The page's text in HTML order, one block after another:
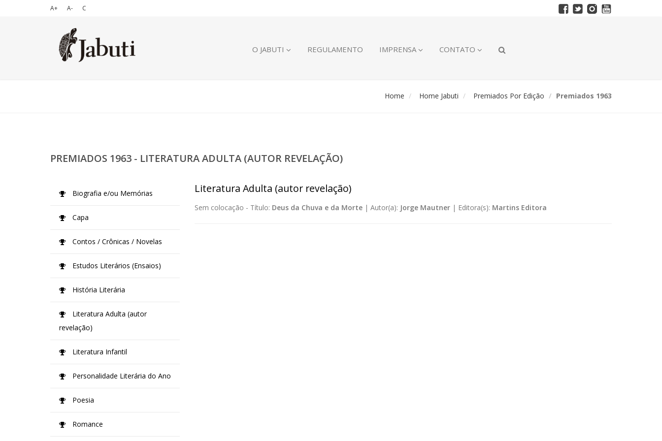
A+ A- C
O JABUTI REGULAMENTO IMPRENSA CONTATO
Home Home Jabuti Premiados Por Edição Premiados 1963
PREMIADOS 1963 - LITERATURA ADULTA (AUTOR REVELAÇÃO)
Literatura Adulta (autor revelação)
Sem colocação - Título: Deus da Chuva e da Morte| Autor(a): Jorge Mautner| Editora(s): Martins Editora
Biografia e/ou Memórias
Capa
Contos / Crônicas / Novelas
Estudos Literários (Ensaios)
História Literária
Literatura Adulta (autor
revelação)
Literatura Infantil
Personalidade Literária do Ano
Poesia
Romance